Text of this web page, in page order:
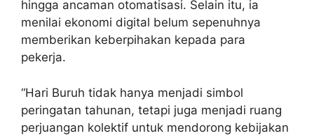
hingga ancaman otomatisasi. Selain itu, ia
menilai ekonomi digital belum sepenuhnya
memberikan keberpihakan kepada para
pekerja.
“Hari Buruh tidak hanya menjadi simbol
peringatan tahunan, tetapi juga menjadi ruang
perjuangan kolektif untuk mendorong kebijakan